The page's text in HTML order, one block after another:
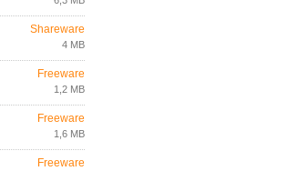
Shareware
4 MB
Freeware
1,2 MB
Freeware
1,6 MB
Freeware